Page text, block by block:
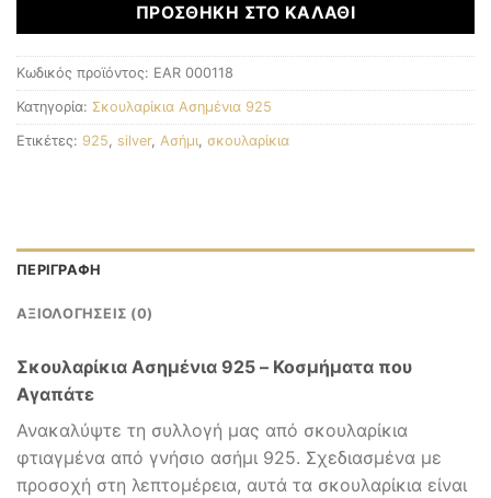
ΠΡΟΣΘΉΚΗ ΣΤΟ ΚΑΛΆΘΙ
Κωδικός προϊόντος: EAR 000118
Κατηγορία: Σκουλαρίκια Ασημένια 925
Ετικέτες: 925, silver, Ασήμι, σκουλαρίκια
ΠΕΡΙΓΡΑΦΉ
ΑΞΙΟΛΟΓΉΣΕΙΣ (0)
Σκουλαρίκια Ασημένια 925 – Κοσμήματα που
Αγαπάτε
Ανακαλύψτε τη συλλογή μας από σκουλαρίκια
φτιαγμένα από γνήσιο ασήμι 925. Σχεδιασμένα με
προσοχή στη λεπτομέρεια, αυτά τα σκουλαρίκια είναι